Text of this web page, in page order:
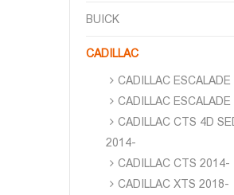
BUICK
CADILLAC
CADILLAC
CADILLAC
CADILLAC CTS 4D
2014-
CADILLAC CTS 2014-
CADILLAC XTS 2018-